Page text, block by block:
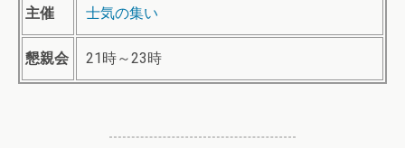
主催 士気の集い
懇親会 21時～23時